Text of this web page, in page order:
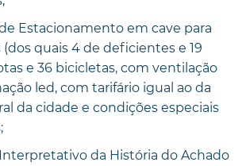
em cave para
quais 4 de deficientes e 19
e 36 bicicletas, com ventilação
led, com tarifário igual ao da
da cidade e condições especiais
da História do Achado